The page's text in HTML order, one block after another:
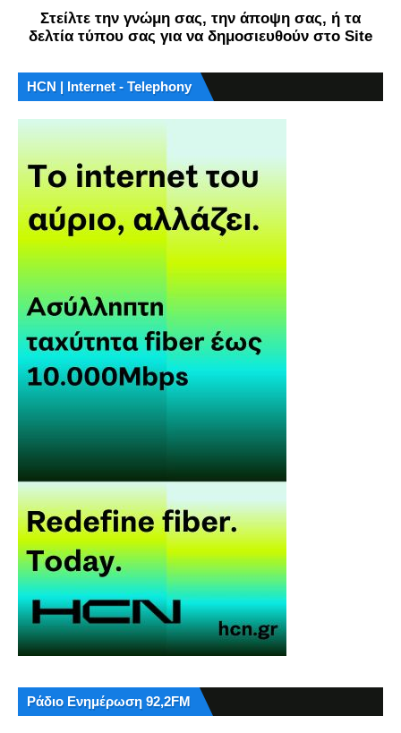
Στείλτε την γνώμη σας, την άποψη σας, ή τα
δελτία τύπου σας για να δημοσιευθούν στο Site
HCN | Internet - Telephony
Ράδιο Ενημέρωση 92,2FM